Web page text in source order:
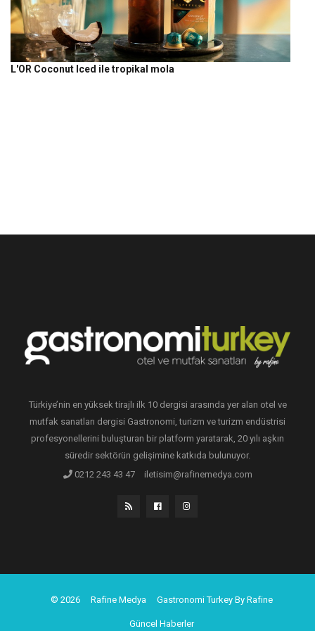
L'OR Coconut Iced ile tropikal mola
Türkiye’nin en yüksek tirajlı ilk 10 dergisi arasında yer alan otel ve
mutfak sanatları dergisi Gastronomi, turizm ve turizm endüstrisi
profesyonellerini buluşturan bir platform yaratarak, 20 yılı aşkın
süredir sektörün gelişimine katkıda bulunuyor.
0212 243 43 47
iletisim@rafinemedya.com
© 2026 Rafine Medya Gastronomi Turkey By Rafine
Güncel Haberler